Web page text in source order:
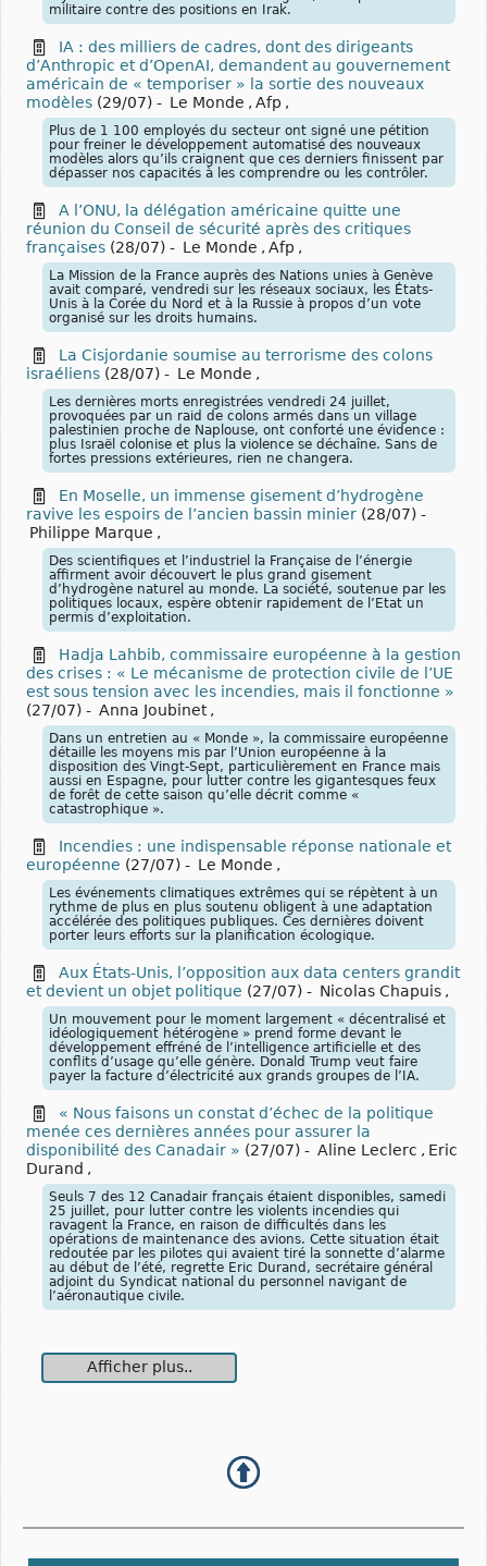
militaire contre des positions en Irak.
IA : des milliers de cadres, dont des dirigeants
d’Anthropic et d’OpenAI, demandent au gouvernement
américain de « temporiser » la sortie des nouveaux
modèles (29/07) - Le Monde , Afp ,
Plus de 1 100 employés du secteur ont signé une pétition
pour freiner le développement automatisé des nouveaux
modèles alors qu’ils craignent que ces derniers finissent par
dépasser nos capacités à les comprendre ou les contrôler.
A l’ONU, la délégation américaine quitte une
réunion du Conseil de sécurité après des critiques
françaises (28/07) - Le Monde , Afp ,
La Mission de la France auprès des Nations unies à Genève
avait comparé, vendredi sur les réseaux sociaux, les États-
Unis à la Corée du Nord et à la Russie à propos d’un vote
organisé sur les droits humains.
La Cisjordanie soumise au terrorisme des colons
israéliens (28/07) - Le Monde ,
Les dernières morts enregistrées vendredi 24 juillet,
provoquées par un raid de colons armés dans un village
palestinien proche de Naplouse, ont conforté une évidence :
plus Israël colonise et plus la violence se déchaîne. Sans de
fortes pressions extérieures, rien ne changera.
En Moselle, un immense gisement d’hydrogène
ravive les espoirs de l’ancien bassin minier (28/07) -
Philippe Marque ,
Des scientifiques et l’industriel la Française de l’énergie
affirment avoir découvert le plus grand gisement
d’hydrogène naturel au monde. La société, soutenue par les
politiques locaux, espère obtenir rapidement de l’Etat un
permis d’exploitation.
Hadja Lahbib, commissaire européenne à la gestion
des crises : « Le mécanisme de protection civile de l’UE
est sous tension avec les incendies, mais il fonctionne »
(27/07) - Anna Joubinet ,
Dans un entretien au « Monde », la commissaire européenne
détaille les moyens mis par l’Union européenne à la
disposition des Vingt-Sept, particulièrement en France mais
aussi en Espagne, pour lutter contre les gigantesques feux
de forêt de cette saison qu’elle décrit comme «
catastrophique ».
Incendies : une indispensable réponse nationale et
européenne (27/07) - Le Monde ,
Les événements climatiques extrêmes qui se répètent à un
rythme de plus en plus soutenu obligent à une adaptation
accélérée des politiques publiques. Ces dernières doivent
porter leurs efforts sur la planification écologique.
Aux États-Unis, l’opposition aux data centers grandit
et devient un objet politique (27/07) - Nicolas Chapuis ,
Un mouvement pour le moment largement « décentralisé et
idéologiquement hétérogène » prend forme devant le
développement effréné de l’intelligence artificielle et des
conflits d’usage qu’elle génère. Donald Trump veut faire
payer la facture d’électricité aux grands groupes de l’IA.
« Nous faisons un constat d’échec de la politique
menée ces dernières années pour assurer la
disponibilité des Canadair » (27/07) - Aline Leclerc , Eric
Durand ,
Seuls 7 des 12 Canadair français étaient disponibles, samedi
25 juillet, pour lutter contre les violents incendies qui
ravagent la France, en raison de difficultés dans les
opérations de maintenance des avions. Cette situation était
redoutée par les pilotes qui avaient tiré la sonnette d’alarme
au début de l’été, regrette Eric Durand, secrétaire général
adjoint du Syndicat national du personnel navigant de
l’aéronautique civile.
Afficher plus..